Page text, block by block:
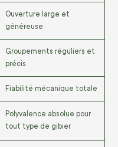
Ouverture large et
généreuse
Groupements réguliers et
précis
Fiabilité mécanique totale
Polyvalence absolue pour
tout type de gibier